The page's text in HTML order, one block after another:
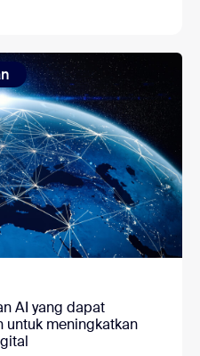
AI yang dapat
meningkatkan